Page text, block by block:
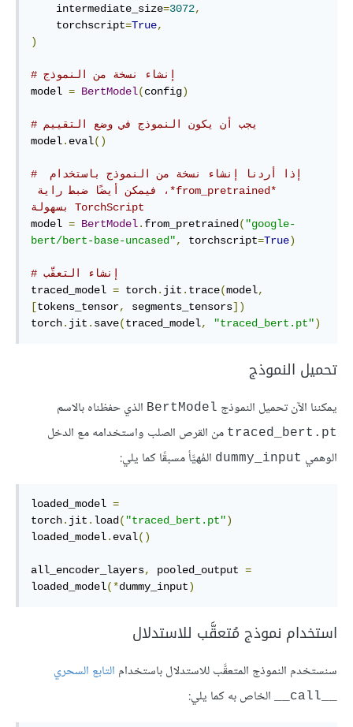
    intermediate_size
=3072,
    torchscript
=True,
)
# إنشاء نسخة من النموذج
model = BertModel(config)
# يجب أن يكون النموذج في وضع التقييم
model. eval()
# إذا أردنا إنشاء نسخة من النموذج باستخدام‫
TorchScript بسهولة
model = BertModel. from_pretrained( "google-
bert/bert-base-uncased", torchscript=True)
# إنشاء التعقّب
traced_model = torch. jit . trace(model,
[tokens_tensor, segments_tensors])
torch. jit . save(traced_model, "traced_bert.pt")
تحميل النموذج
يمكننا الآن تحميل النموذج BertModel الذي حفظناه بالاسم
traced_bert.pt من القرص الصلب واستخدامه مع الدخل
الوهمي dummy_input المُهيَّأ مسبقًا كما يلي:
loaded_model =
torch. jit . load( "traced_bert.pt")
loaded_model. eval()
all_encoder_layers, pooled_output =
loaded_model(*dummy_input)
استخدام نموذج مُتعقَّب للاستدلال
سنستخدم النموذج المتعقَّب للاستدلال باستخدام التابع السحري
الخاص به كما يلي: